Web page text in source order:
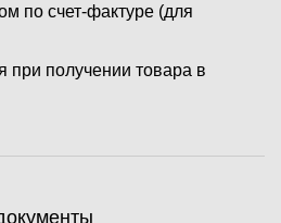
по счет-фактуре (для
при получении товара в